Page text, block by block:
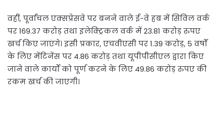
वहीं, पूर्वांचल एक्सप्रेसवे पर बनने वाले ई-वे हब में सिविल वर्क
पर 169.37 करोड़ तथा इलेक्ट्रिकल वर्क में 23.81 करोड़ रुपए
खर्च किए जाएंगे। इसी प्रकार, एचवीएसी पर 1.39 करोड़, 5 वर्षों
के लिए मेंटिनेंस पर 4.86 करोड़ तथा यूपीपीसीएल द्वारा किए
जाने वाले कार्यों को पूर्ण करने के लिए 49.86 करोड़ रुपए की
रकम खर्च की जाएगी।